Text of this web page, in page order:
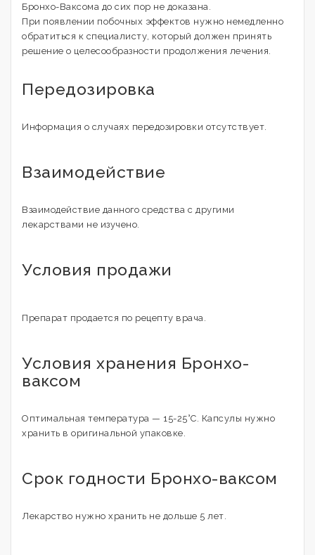
Бронхо-Ваксома до сих пор не доказана.
При появлении побочных эффектов нужно немедленно
обратиться к специалисту, который должен принять
решение о целесообразности продолжения лечения.
Передозировка
Информация о случаях передозировки отсутствует.
Взаимодействие
Взаимодействие данного средства с другими
лекарствами не изучено.
Условия продажи
Препарат продается по рецепту врача.
Условия хранения Бронхо-
ваксом
Оптимальная температура — 15-25°C. Капсулы нужно
хранить в оригинальной упаковке.
Срок годности Бронхо-ваксом
Лекарство нужно хранить не дольше 5 лет.